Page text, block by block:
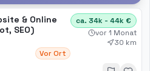
& Online
SEO)
Vor Ort
ca. 34k - 44k €
vor 1 Monat
30 km